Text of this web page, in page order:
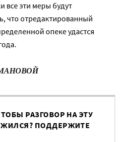
все эти меры будут
что отредактированный
опеке удастся
РАЗГОВОР НА ЭТУ
ПОДДЕРЖИТЕ